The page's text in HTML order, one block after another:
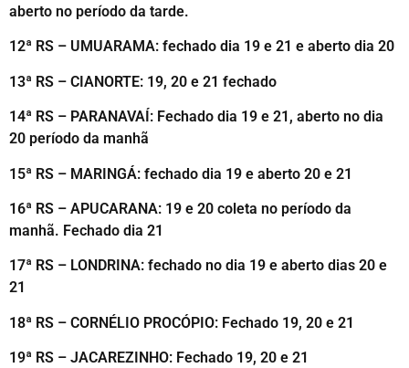
aberto no período da tarde.
12ª RS – UMUARAMA: fechado dia 19 e 21 e aberto dia 20
13ª RS – CIANORTE: 19, 20 e 21 fechado
14ª RS – PARANAVAÍ: Fechado dia 19 e 21, aberto no dia
20 período da manhã
15ª RS – MARINGÁ: fechado dia 19 e aberto 20 e 21
16ª RS – APUCARANA: 19 e 20 coleta no período da
manhã. Fechado dia 21
17ª RS – LONDRINA: fechado no dia 19 e aberto dias 20 e
21
18ª RS – CORNÉLIO PROCÓPIO: Fechado 19, 20 e 21
19ª RS – JACAREZINHO: Fechado 19, 20 e 21